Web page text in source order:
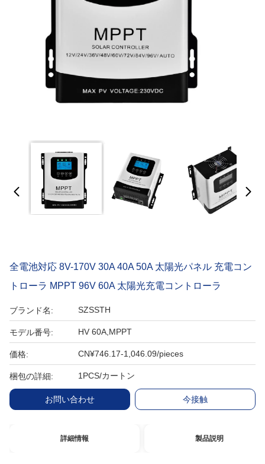
全電池対応 8V-170V 30A 40A 50A 太陽光パネル 充電コン
トローラ MPPT 96V 60A 太陽光充電コントローラ
ブランド名: SZSSTH
モデル番号: HV 60A,MPPT
価格: CN¥746.17-1,046.09/pieces
梱包の詳細: 1PCS/カートン
お問い合わせ 今接触
詳細情報 製品説明